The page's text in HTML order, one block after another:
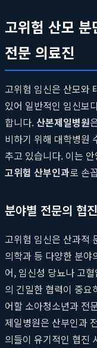
고위험 산모
전문 의료진
고위험 임신은 산모와
있어 일반적인 임신보
합니다. 산본제일병원
비하기 위해 대학병원
추고 있습니다. 이는
고위험 산부인과로 손
분야별 전문의 협
고위험 임신은 산과적
의학과 등 다양한 분야
어, 임신성 당뇨나 고
의 긴밀한 협력이 중요
어할 소아청소년과 전
제일병원은 산부인과
의들이 유기적인 협진